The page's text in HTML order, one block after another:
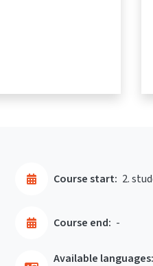
Course start: 2.
Course end: -
Available languages: